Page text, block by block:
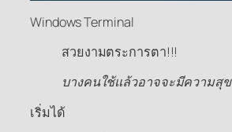
Windows Terminal
สวยงามตระการตา!!!
บางคนใช้แล้วอาจจะมีความสุข
เริ่มได้